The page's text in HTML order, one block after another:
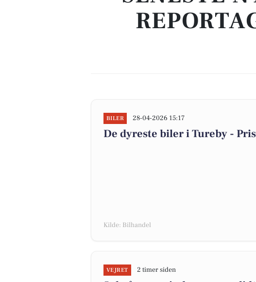
BILER 28-04-2026 15:17
De dyreste biler i Tureby -
Kilde: Bilhandel
VEJRET 2 timer siden